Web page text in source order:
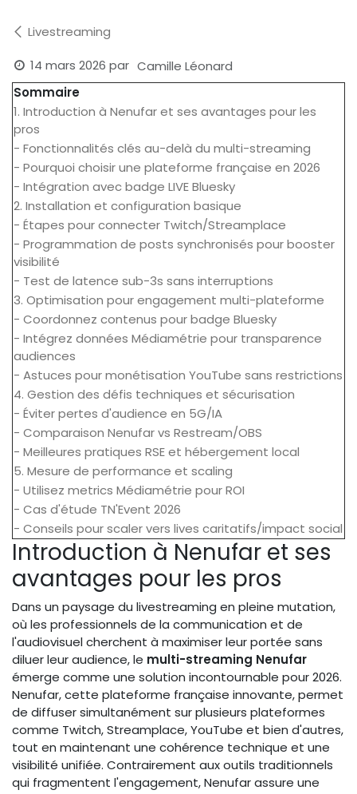
Livestreaming
14 mars 2026 par Camille Léonard
Sommaire
1. Introduction à Nenufar et ses avantages pour les
pros
- Fonctionnalités clés au-delà du multi-streaming
- Pourquoi choisir une plateforme française en 2026
- Intégration avec badge LIVE Bluesky
2. Installation et configuration basique
- Étapes pour connecter Twitch/Streamplace
- Programmation de posts synchronisés pour booster
visibilité
- Test de latence sub-3s sans interruptions
3. Optimisation pour engagement multi-plateforme
- Coordonnez contenus pour badge Bluesky
- Intégrez données Médiamétrie pour transparence
audiences
- Astuces pour monétisation YouTube sans restrictions
4. Gestion des défis techniques et sécurisation
- Éviter pertes d'audience en 5G/IA
- Comparaison Nenufar vs Restream/OBS
- Meilleures pratiques RSE et hébergement local
5. Mesure de performance et scaling
- Utilisez metrics Médiamétrie pour ROI
- Cas d'étude TN'Event 2026
- Conseils pour scaler vers lives caritatifs/impact social
Introduction à Nenufar et ses
avantages pour les pros
Dans un paysage du livestreaming en pleine mutation,
où les professionnels de la communication et de
l'audiovisuel cherchent à maximiser leur portée sans
diluer leur audience, le multi-streaming Nenufar
émerge comme une solution incontournable pour 2026.
Nenufar, cette plateforme française innovante, permet
de diffuser simultanément sur plusieurs plateformes
comme Twitch, Streamplace, YouTube et bien d'autres,
tout en maintenant une cohérence technique et une
visibilité unifiée. Contrairement aux outils traditionnels
qui fragmentent l'engagement, Nenufar assure une